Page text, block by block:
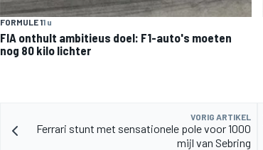
FORMULE 11 u
FIA onthult ambitieus doel: F1-auto's moeten
nog 80 kilo lichter
VORIG ARTIKEL
Ferrari stunt met sensationele pole voor 1000
mijl van Sebring